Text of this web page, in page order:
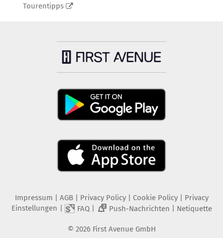
Tourentipps
Impressum | AGB | Privacy Policy| Cookie Policy| Privacy
Einstellungen | FAQ| 2 Push-Nachrichten | Netiquette
© 2026 First Avenue GmbH